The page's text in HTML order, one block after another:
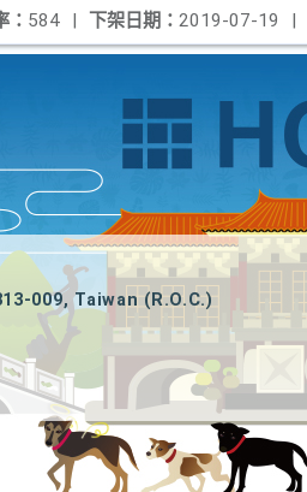
下架日期： 2019-07-19 |
： 584 |
009, Taiwan (R.O.C.)